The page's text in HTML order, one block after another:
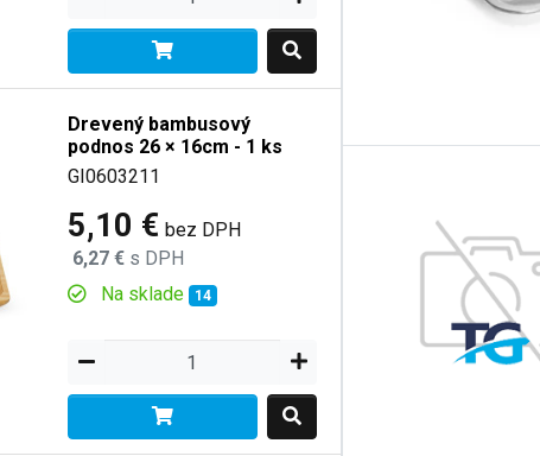
Drevený bambusový
podnos 26 × 16cm - 1 ks
GI0603211
5,10 € bez DPH
6,27 € s DPH
Na sklade 14